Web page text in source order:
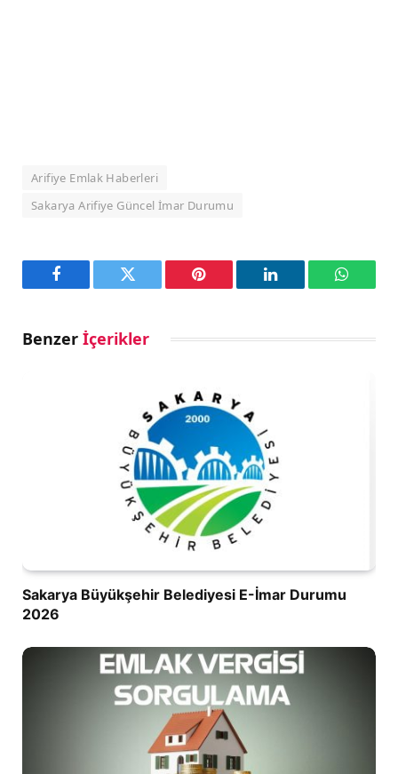
Arifiye Emlak Haberleri
Sakarya Arifiye Güncel İmar Durumu
Facebook Twitter Pinterest LinkedIn
Benzer İçerikler
Sakarya Büyükşehir Belediyesi E-İmar Durumu
2026